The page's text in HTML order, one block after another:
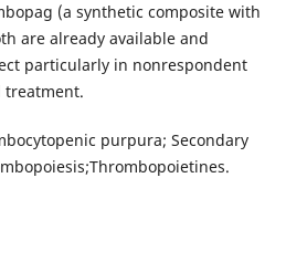
(a synthetic composite with
are already available and
particularly in nonrespondent
treatment.
purpura; Secondary